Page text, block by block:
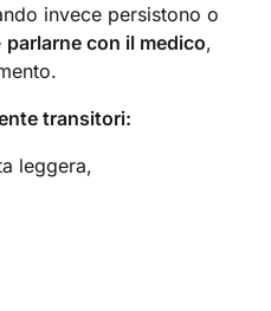
invece persistono o
parlarne con il medico,
transitori:
leggera,